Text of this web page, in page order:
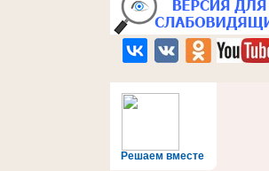
Решаем вместе